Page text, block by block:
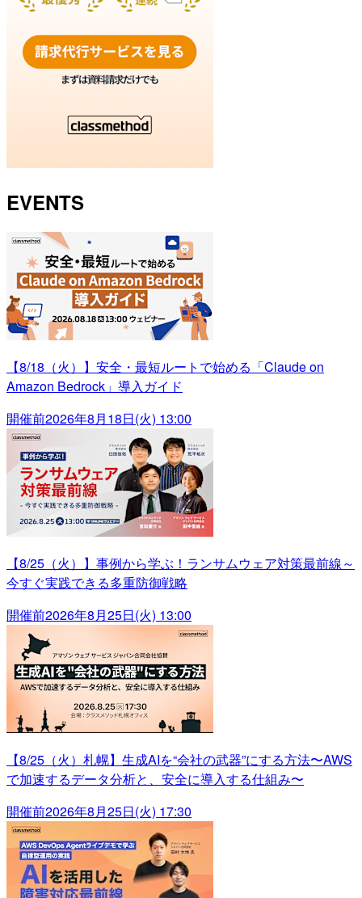
EVENTS
【8/18（火）】安全・最短ルートで始める「Claude on
Amazon Bedrock」導入ガイド
開催前2026年8月18日(火) 13:00
【8/25（火）】事例から学ぶ！ランサムウェア対策最前線～
今すぐ実践できる多重防御戦略
開催前2026年8月25日(火) 13:00
【8/25（火）札幌】生成AIを“会社の武器”にする方法〜AWS
で加速するデータ分析と、安全に導入する仕組み〜
開催前2026年8月25日(火) 17:30